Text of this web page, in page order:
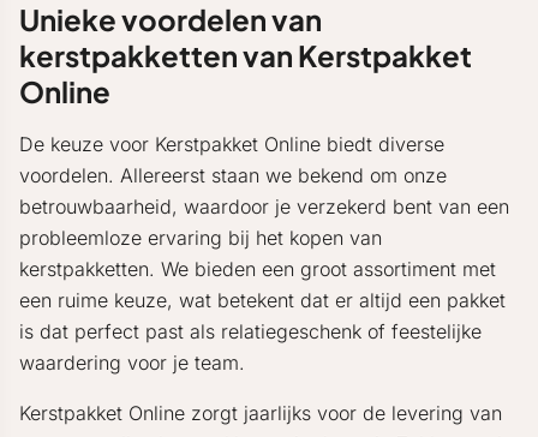
Unieke voordelen van
kerstpakketten van Kerstpakket
Online
De keuze voor Kerstpakket Online biedt diverse
voordelen. Allereerst staan we bekend om onze
betrouwbaarheid, waardoor je verzekerd bent van een
probleemloze ervaring bij het kopen van
kerstpakketten. We bieden een groot assortiment met
een ruime keuze, wat betekent dat er altijd een pakket
is dat perfect past als relatiegeschenk of feestelijke
waardering voor je team.
Kerstpakket Online zorgt jaarlijks voor de levering van